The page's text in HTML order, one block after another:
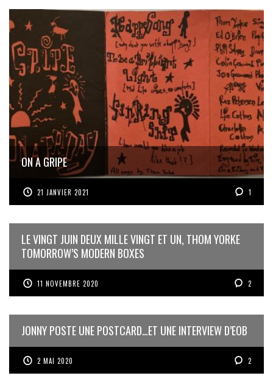
ON A GRIPE
21 JANVIER 2021 1
LE VINGT JUIN DEUX MILLE VINGT ET UN, THOM YORKE
TOMORROW’S MODERN BOXES
11 NOVEMBRE 2020 2
JONNY POSTE UNE POSTCARD…ET UNE INTERVIEW D’EOB
2 MAI 2020 2